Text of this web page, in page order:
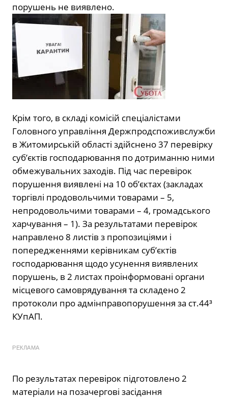
порушень не виявлено.
Крім того, в складі комісій спеціалістами
Головного управління Держпродспоживслужби
в Житомирській області здійснено 37 перевірку
суб’єктів господарювання по дотриманню ними
обмежувальних заходів. Під час перевірок
порушення виявлені на 10 об’єктах (закладах
торгівлі продовольчими товарами – 5,
непродовольчими товарами – 4, громадського
харчування – 1). За результатами перевірок
направлено 8 листів з пропозиціями і
попередженнями керівникам суб’єктів
господарювання щодо усунення виявлених
порушень, в 2 листах проінформовані органи
місцевого самоврядування та складено 2
протоколи про адмінправопорушення за ст.44³
КУпАП.
РЕКЛАМА
По результатах перевірок підготовлено 2
матеріали на позачергові засідання